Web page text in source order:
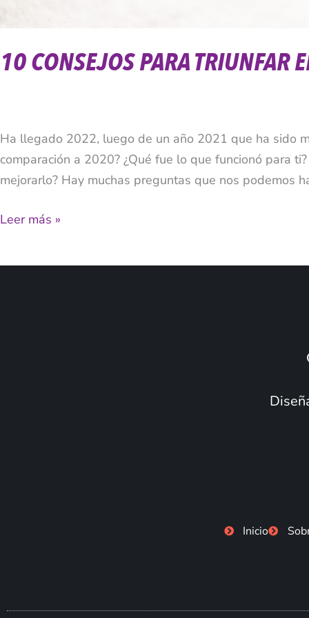
10 CONSEJOS PARA TRIUNFAR
Ha llegado 2022, luego de un año 2021 que ha sido
comparación a 2020? ¿Qué fue lo que funcionó para
mejorarlo? Hay muchas preguntas que nos podemos
Leer más »
Inicio